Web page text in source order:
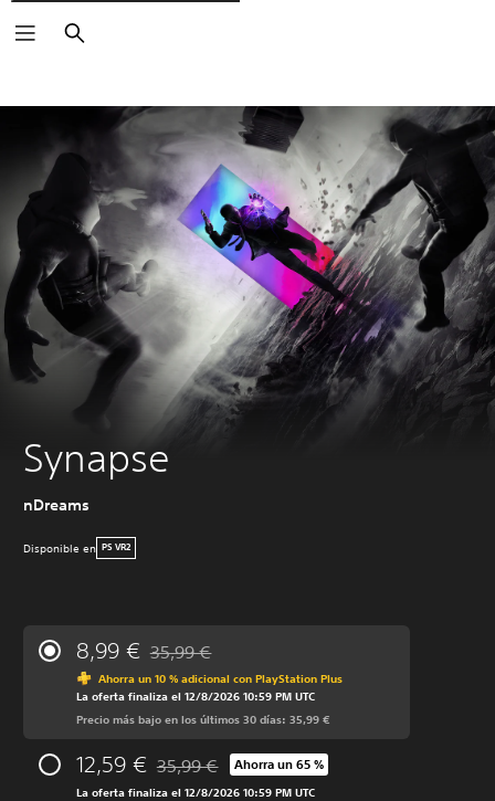
Buscar
Synapse
nDreams
Disponible en PS VR2
8,99 € Rebajado del precio original de 35,99 €
35,99 €
Ahorra un 10 % adicional con PlayStation Plus
La oferta finaliza el 12/8/2026 10:59 PM UTC
Precio más bajo en los últimos 30 días: 35,99 €
12,59 € Rebajado del precio original de 35,99 €
35,99 € Ahorra un 65 %
La oferta finaliza el 12/8/2026 10:59 PM UTC